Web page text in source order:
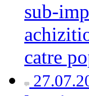
sub-
catre